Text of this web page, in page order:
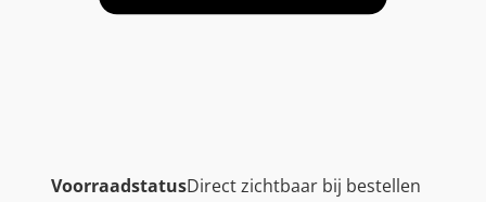
VoorraadstatusDirect zichtbaar bij bestellen